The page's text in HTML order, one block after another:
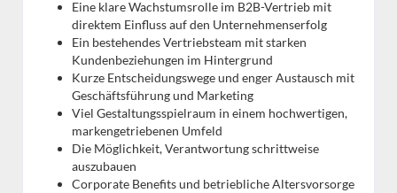
Eine klare Wachstumsrolle im B2B-Vertrieb mit
direktem Einfluss auf den Unternehmenserfolg
Ein bestehendes Vertriebsteam mit starken
Kundenbeziehungen im Hintergrund
Kurze Entscheidungswege und enger Austausch mit
Geschäftsführung und Marketing
Viel Gestaltungsspielraum in einem hochwertigen,
markengetriebenen Umfeld
Die Möglichkeit, Verantwortung schrittweise
auszubauen
Corporate Benefits und betriebliche Altersvorsorge